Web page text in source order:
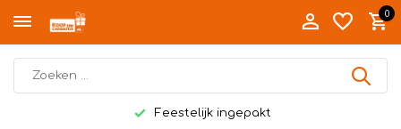
0
Feestelijk ingepakt